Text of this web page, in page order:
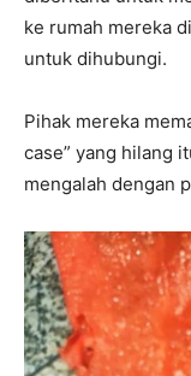
ke rumah mereka
untuk dihubungi.
Pihak mereka
case” yang hilang
mengalah dengan